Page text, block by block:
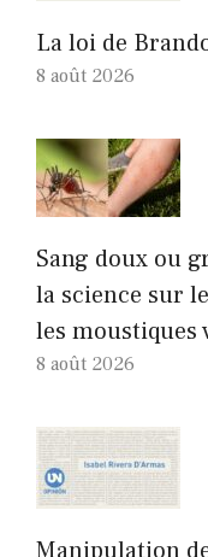
La loi de
8 août 2026
Sang doux ou
la science sur
les moustiques
8 août 2026
Manipulation